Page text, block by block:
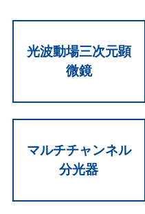
光波動場三次元顕
微鏡
マルチチャンネル
分光器